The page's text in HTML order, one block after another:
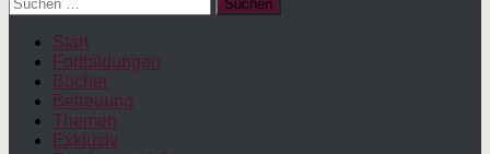
nach:
Start
Fortbildungen
Bücher
Betreuung
Themen
Exklusiv